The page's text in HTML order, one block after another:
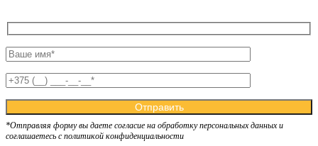
*Отправляя форму вы даете согласие на обработку персональных данных и
соглашаетесь сполитикой конфиденциальности